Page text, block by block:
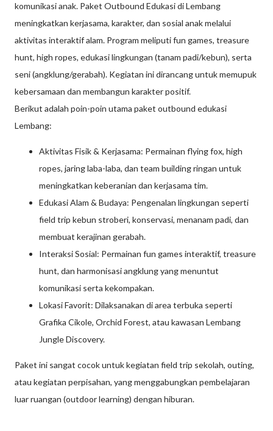
komunikasi anak. Paket Outbound Edukasi di Lembang
meningkatkan kerjasama, karakter, dan sosial anak melalui
aktivitas interaktif alam. Program meliputi fun games, treasure
hunt, high ropes, edukasi lingkungan (tanam padi/kebun), serta
seni (angklung/gerabah). Kegiatan ini dirancang untuk memupuk
kebersamaan dan membangun karakter positif.
Berikut adalah poin-poin utama paket outbound edukasi
Lembang:
Aktivitas Fisik & Kerjasama: Permainan flying fox, high
ropes, jaring laba-laba, dan team building ringan untuk
meningkatkan keberanian dan kerjasama tim.
Edukasi Alam & Budaya: Pengenalan lingkungan seperti
field trip kebun stroberi, konservasi, menanam padi, dan
membuat kerajinan gerabah.
Interaksi Sosial: Permainan fun games interaktif, treasure
hunt, dan harmonisasi angklung yang menuntut
komunikasi serta kekompakan.
Lokasi Favorit: Dilaksanakan di area terbuka seperti
Grafika Cikole, Orchid Forest, atau kawasan Lembang
Jungle Discovery.
Paket ini sangat cocok untuk kegiatan field trip sekolah, outing,
atau kegiatan perpisahan, yang menggabungkan pembelajaran
luar ruangan (outdoor learning) dengan hiburan.